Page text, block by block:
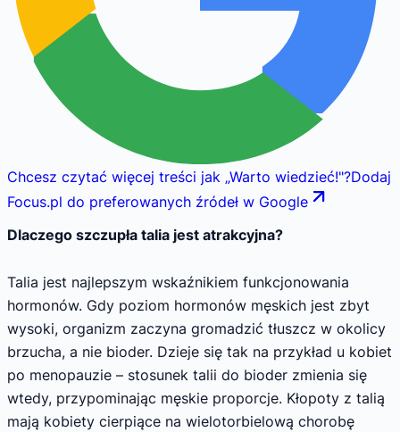
Chcesz czytać więcej treści jak „Warto wiedzieć!"?Dodaj
Focus.pl do preferowanych źródeł w Google
Dlaczego szczupła talia jest atrakcyjna?
Talia jest najlepszym wskaźnikiem funkcjonowania
hormonów. Gdy poziom hormonów męskich jest zbyt
wysoki, organizm zaczyna gromadzić tłuszcz w okolicy
brzucha, a nie bioder. Dzieje się tak na przykład u kobiet
po menopauzie – stosunek talii do bioder zmienia się
wtedy, przypominając męskie proporcje. Kłopoty z talią
mają kobiety cierpiące na wielotorbielową chorobę